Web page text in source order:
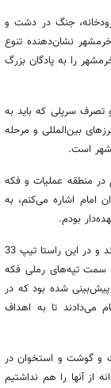
رودخانه، جنگ در دشت و
نشان‌دهنده تنوع
را به پادگان بزرگ
گفتعبور از کارون و تصرف سرپلی که باید به
به مرزهای بین‌المللی و مرحله
است.
همه سپاه اسلام در منطقه عملیات و فکه
امام اشاره می‌کنم، به
سردار فضلی با بیان اینکه یگان‌ها در دوران جنگ تحمیلی از استان‌های مختلفی ترکیب می‌شدند و در این راستا تیپ 33
به سمت تپه‌های رملی فکه
شده بود که در
امام باید طی 3 مرحله عملیات انجام می‌دادند تا به اهداف
پوست و گوشت و استخوان در
از آنها را هم نداشتیم